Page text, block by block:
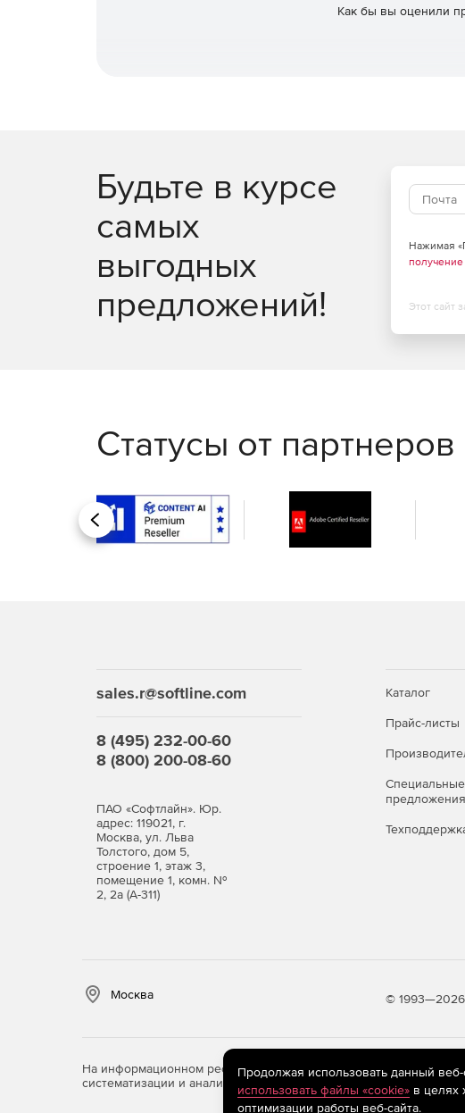
Как бы вы оценили
Будьте в курсе
самых
выгодных
предложений!
Нажимая
Этот сайт
Статусы от партнеров
Назад
sales.r@softline.com
8 (495) 232-00-60
8 (800) 200-08-60
ПАО «Софтлайн». Юр.
адрес: 119021, г.
Москва, ул. Льва
Толстого, дом 5,
строение 1, этаж 3,
помещение 1, комн. №
2, 2а (А-311)
Каталог
Прайс-листы
Специальные
предложения
Москва ©
На информационном ресурсе store.softline.ru применяются
систематизации и анализа сведений, относящихся к
Продолжая использовать данный
использовать файлы «cookie»в целях
оптимизации работы веб-сайта.